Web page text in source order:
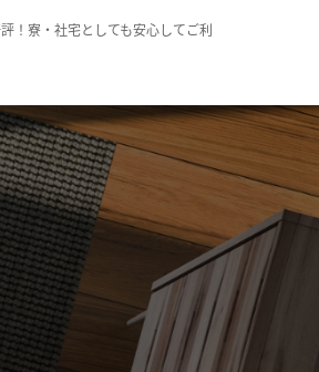
！寮・社宅としても安心してご利